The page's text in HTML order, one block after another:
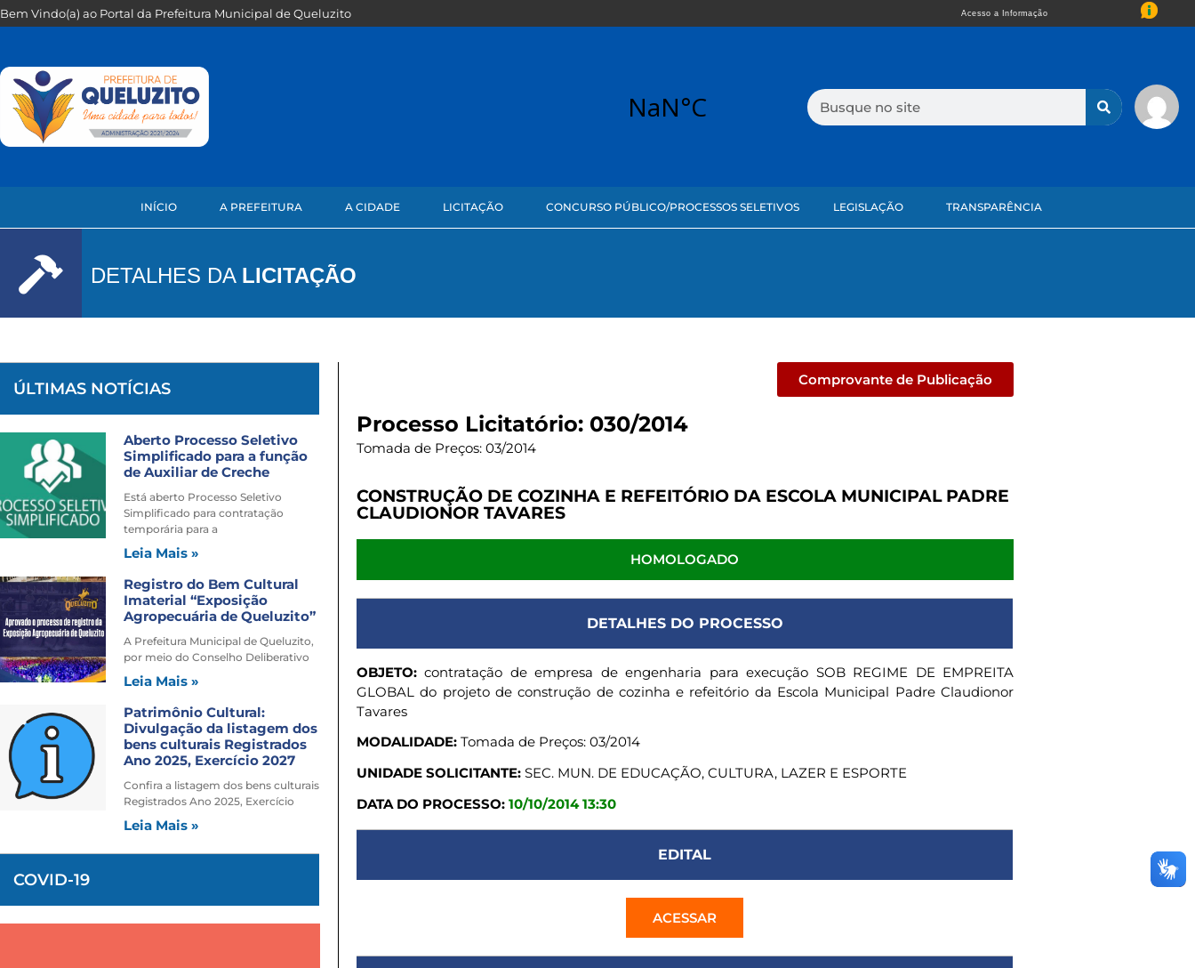
Bem Vindo(a) ao Portal da Prefeitura Municipal de Queluzito Acesso a Informação
INÍCIO A PREFEITURA A CIDADE LICITAÇÃO CONCURSO PÚBLICO/PROCESSOS SELETIVOS LEGISLAÇÃO TRANSPARÊNCIA
DETALHES DA LICITAÇÃO
ÚLTIMAS NOTÍCIAS
Aberto Processo Seletivo
Simplificado para a função
de Auxiliar de Creche
Está aberto Processo Seletivo
Simplificado para contratação
temporária para a
Leia Mais »
Registro do Bem Cultural
Imaterial “Exposição
Agropecuária de Queluzito”
A Prefeitura Municipal de Queluzito,
por meio do Conselho Deliberativo
Leia Mais »
Patrimônio Cultural:
Divulgação da listagem dos
bens culturais Registrados
Ano 2025, Exercício 2027
Confira a listagem dos bens culturais
Registrados Ano 2025, Exercício
Leia Mais »
COVID-19
Comprovante de Publicação
Processo Licitatório: 030/2014
Tomada de Preços: 03/2014
CONSTRUÇÃO DE COZINHA E REFEITÓRIO DA ESCOLA MUNICIPAL PADRE
CLAUDIONOR TAVARES
HOMOLOGADO
DETALHES DO PROCESSO
OBJETO:contratação de empresa de engenharia para execução SOB REGIME DE EMPREITA
GLOBAL do projeto de construção de cozinha e refeitório da Escola Municipal Padre Claudionor
Tavares
MODALIDADE:Tomada de Preços: 03/2014
UNIDADE SOLICITANTE:SEC. MUN. DE EDUCAÇÃO, CULTURA, LAZER E ESPORTE
DATA DO PROCESSO:10/10/2014 13:30
EDITAL
ACESSAR